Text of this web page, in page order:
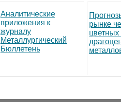
Аналитические
приложения к
журналу
Металлургический
Бюллетень
рынке
цветных